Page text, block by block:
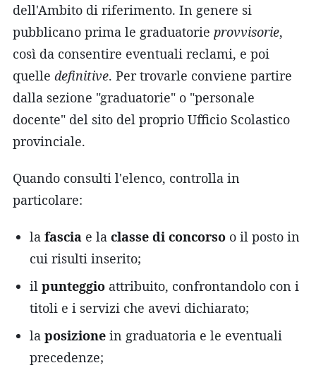
dell'Ambito di riferimento. In genere si
pubblicano prima le graduatorie provvisorie,
così da consentire eventuali reclami, e poi
quelle definitive. Per trovarle conviene partire
dalla sezione "graduatorie" o "personale
docente" del sito del proprio Ufficio Scolastico
provinciale.
Quando consulti l'elenco, controlla in
particolare:
la fascia e la classe di concorso o il posto in
cui risulti inserito;
il punteggio attribuito, confrontandolo con i
titoli e i servizi che avevi dichiarato;
la posizione in graduatoria e le eventuali
precedenze;